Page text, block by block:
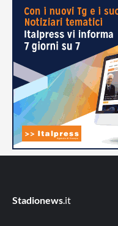
Stadionews.it